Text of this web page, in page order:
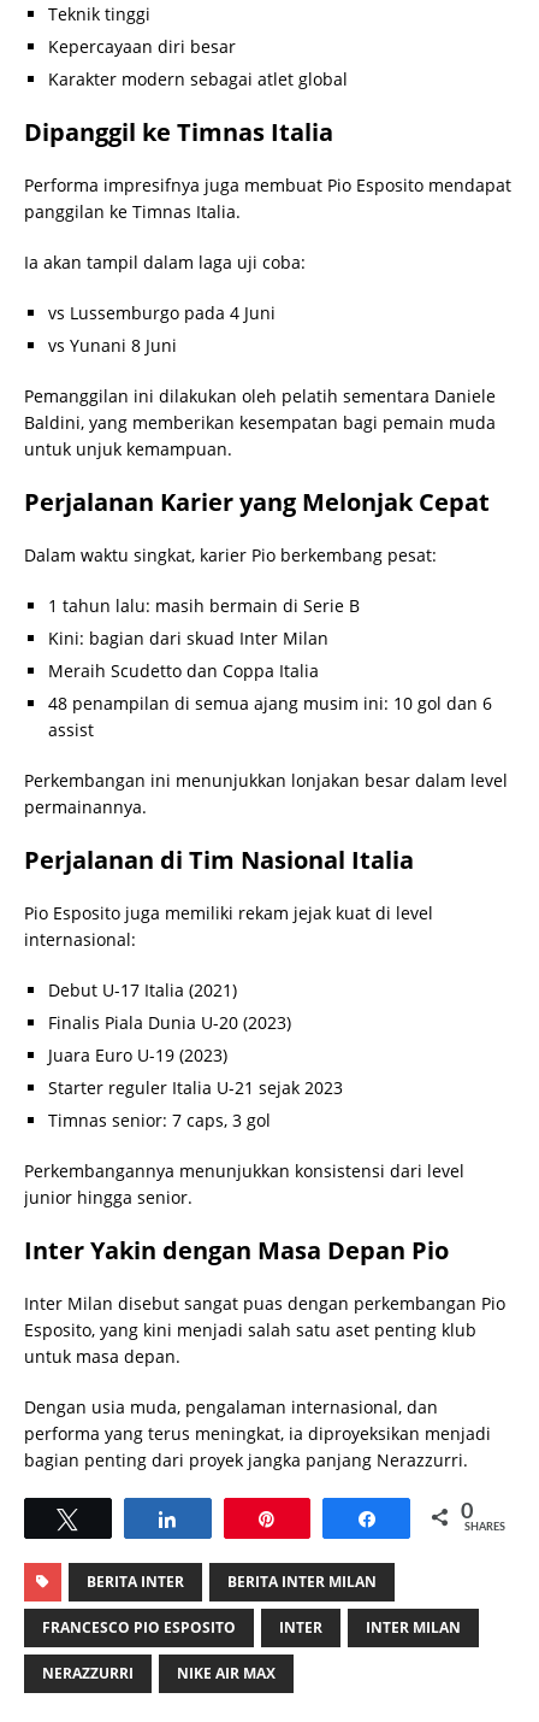
Teknik tinggi
Kepercayaan diri besar
Karakter modern sebagai atlet global
Dipanggil ke Timnas Italia
Performa impresifnya juga membuat Pio Esposito mendapat
panggilan ke Timnas Italia.
Ia akan tampil dalam laga uji coba:
vs Lussemburgo pada 4 Juni
vs Yunani 8 Juni
Pemanggilan ini dilakukan oleh pelatih sementara Daniele
Baldini, yang memberikan kesempatan bagi pemain muda
untuk unjuk kemampuan.
Perjalanan Karier yang Melonjak Cepat
Dalam waktu singkat, karier Pio berkembang pesat:
1 tahun lalu: masih bermain di Serie B
Kini: bagian dari skuad Inter Milan
Meraih Scudetto dan Coppa Italia
48 penampilan di semua ajang musim ini: 10 gol dan 6
assist
Perkembangan ini menunjukkan lonjakan besar dalam level
permainannya.
Perjalanan di Tim Nasional Italia
Pio Esposito juga memiliki rekam jejak kuat di level
internasional:
Debut U-17 Italia (2021)
Finalis Piala Dunia U-20 (2023)
Juara Euro U-19 (2023)
Starter reguler Italia U-21 sejak 2023
Timnas senior: 7 caps, 3 gol
Perkembangannya menunjukkan konsistensi dari level
junior hingga senior.
Inter Yakin dengan Masa Depan Pio
Inter Milan disebut sangat puas dengan perkembangan Pio
Esposito, yang kini menjadi salah satu aset penting klub
untuk masa depan.
Dengan usia muda, pengalaman internasional, dan
performa yang terus meningkat, ia diproyeksikan menjadi
bagian penting dari proyek jangka panjang Nerazzurri.
Share 0
SHARES
BERITA INTER BERITA INTER MILAN
FRANCESCO PIO ESPOSITO INTER INTER MILAN
NERAZZURRI NIKE AIR MAX